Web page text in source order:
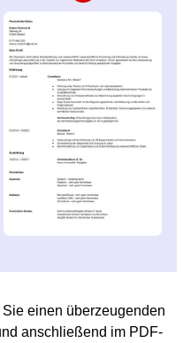
einen überzeugenden
anschließend im PDF-